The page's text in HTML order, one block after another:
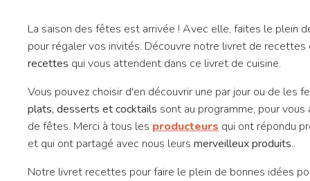
La saison des fêtes est arrivée ! Avec elle, faites le plein
pour régaler vos invités. Découvre notre livret de
recettes qui vous attendent dans ce livret de cuisine.
Vous pouvez choisir d'en découvrir une par jour ou de les
plats, desserts et cocktails sont au programme, pour
de fêtes. Merci à tous les producteurs qui ont répondu
et qui ont partagé avec nous leurs merveilleux produits..
Notre livret recettes pour faire le plein de bonnes idées